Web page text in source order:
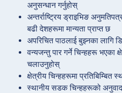
अनुसन्धान गर्नुहोस्
अन्तर्राष्ट्रिय ड्राइभिङ
बढी देशहरूमा मान्यता प्राप्त छ
अपरिचित पाठलाई बुझ्नका लागि
वन्यजन्तु पार गर्ने चिन्हहरू भएका
चलाउनुहोस्
क्षेत्रीय चिन्हहरूमा प्रतिबिम्बित
स्थानीय सडक चिन्हहरूको